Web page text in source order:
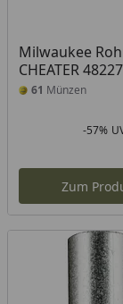
Milwaukee
CHEATER
61 Münzen
-57%
Zum